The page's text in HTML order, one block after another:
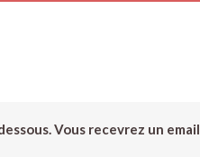
Vous recevrez un email